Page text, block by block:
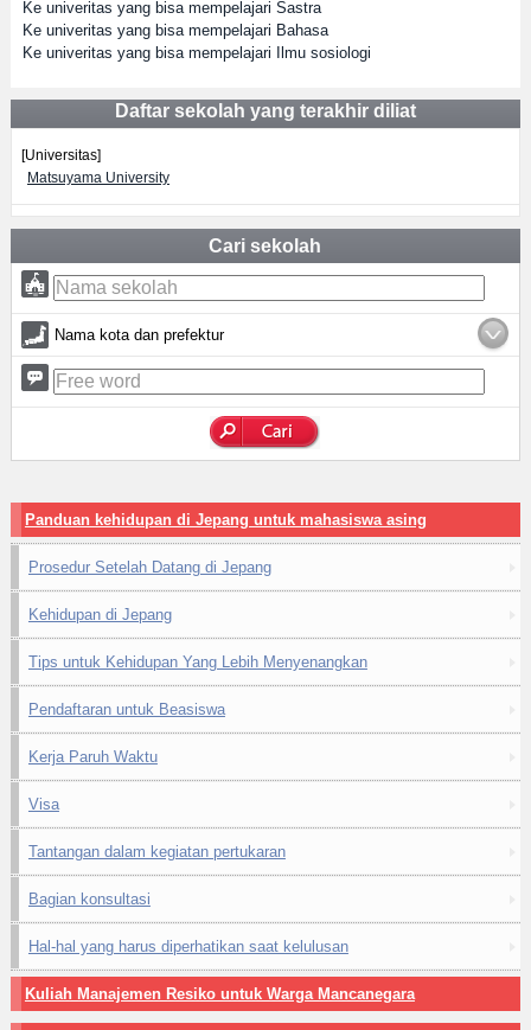
Ke univeritas yang bisa mempelajari Sastra
Ke univeritas yang bisa mempelajari Bahasa
Ke univeritas yang bisa mempelajari Ilmu sosiologi
Daftar sekolah yang terakhir diliat
[Universitas]
Matsuyama University
Cari sekolah
Nama kota dan prefektur
Panduan kehidupan di Jepang untuk mahasiswa asing
Prosedur Setelah Datang di Jepang
Kehidupan di Jepang
Tips untuk Kehidupan Yang Lebih Menyenangkan
Pendaftaran untuk Beasiswa
Kerja Paruh Waktu
Visa
Tantangan dalam kegiatan pertukaran
Bagian konsultasi
Hal-hal yang harus diperhatikan saat kelulusan
Kuliah Manajemen Resiko untuk Warga Mancanegara